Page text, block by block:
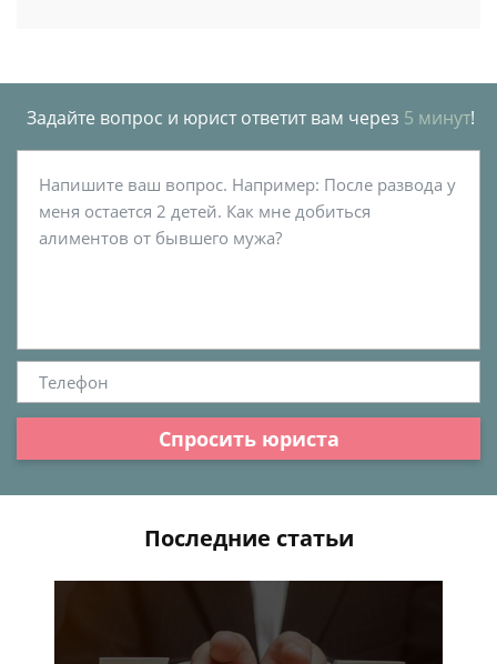
Задайте вопрос и юрист ответит вам через 5 минут!
Спросить юриста
Последние статьи